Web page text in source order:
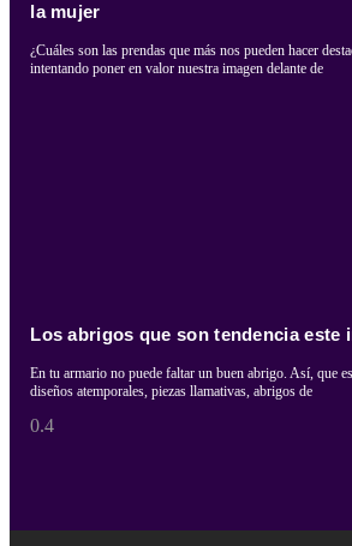
la mujer
¿Cuáles son las prendas que más nos pueden hacer
intentando poner en valor nuestra imagen delante de
Los abrigos que son tendencia este
En tu armario no puede faltar un buen abrigo. Así, que
diseños atemporales, piezas llamativas, abrigos de